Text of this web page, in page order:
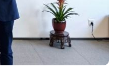
情怀拉满
盘换数”了？